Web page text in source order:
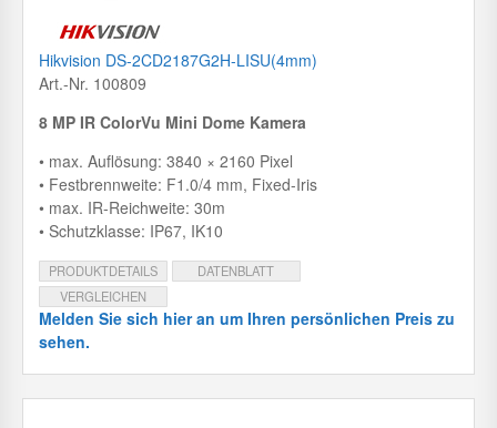
Hikvision DS-2CD2187G2H-LISU(4mm)
Art.-Nr. 100809
8 MP IR ColorVu Mini Dome Kamera
• max. Auflösung: 3840 × 2160 Pixel
• Festbrennweite: F1.0/4 mm, Fixed-Iris
• max. IR-Reichweite: 30m
• Schutzklasse: IP67, IK10
PRODUKTDETAILS
DATENBLATT
VERGLEICHEN
Melden Sie sich hier an um Ihren persönlichen Preis zu
sehen.